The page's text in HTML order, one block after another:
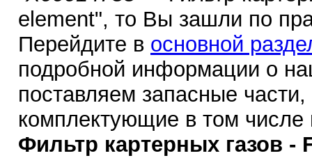
element", то Вы зашли по
Перейдите в основной
подробной информации о
поставляем запасные
комплектующие в том
Фильтр картерных газов -